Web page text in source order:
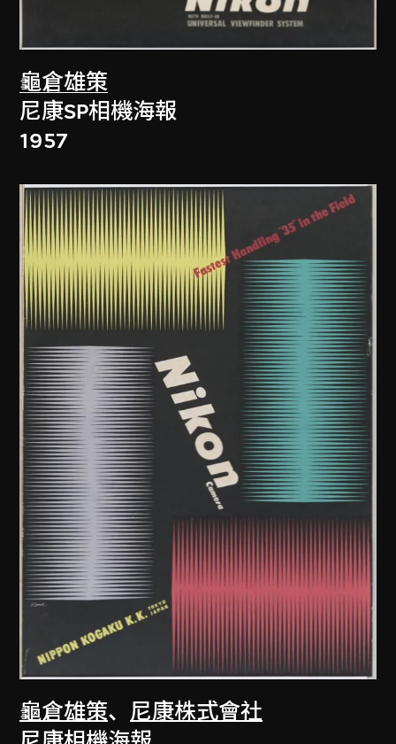
龜倉雄策
尼康SP相機海報
1957
龜倉雄策、 尼康株式會社